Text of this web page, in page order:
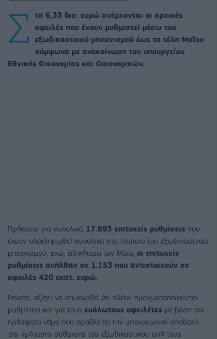
Σ
τα 6,33 δισ. ευρώ ανέρχονται οι αρχικές
οφειλές που έχουν ρυθμιστεί μέσω του
εξωδικαστικού μηχανισμού έως τα τέλη Μαΐου
σύμφωνα με ανακοίνωση του υπουργείου
Εθνικής Οικονομίας και Οικονομικών.
Πρόκειται για συνολικά 17.893 επιτυχείς ρυθμίσεις που
έχουν ολοκληρωθεί συνολικά στο πλαίσιο του εξωδικαστικού
μηχανισμού, ενώ, ειδικότερα τον Μάιο, οι επιτυχείς
ρυθμίσεις ανήλθαν σε 1.153 που αντιστοιχούν σε
οφειλές 420 εκατ. ευρώ.
Επίσης, αξίζει να σημειωθεί ότι πλέον πραγματοποιούνται
ρυθμίσεις και για τους ευάλωτους οφειλέτες με βάση τον
πρόσφατο νόμο που προβλέπει την υποχρεωτική αποδοχή
της πρότασης ρύθμισης του εξωδικαστικού από τους